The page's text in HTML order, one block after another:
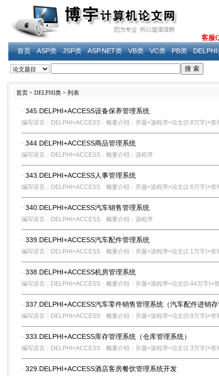
客服
首页 ASP类 JSP类 ASP.NET类 VB类 VC类 PB类 DELPHI
首页 > DELPHI类 > 列表
· 345.DELPHI+ACCESS设备保养管理系统
编写语言：DELPHI+ACCESS 概要介绍：开题+源程序+论文(0.8万字)+答
· 344.DELPHI+ACCESS商品管理系统
编写语言：DELPHI+ACCESS 概要介绍：源程序
· 343.DELPHI+ACCESS人事管理系统
编写语言：DELPHI+ACCESS 概要介绍：开题+源程序+论文(1.6万字)+答
· 340.DELPHI+ACCESS汽车销售管理系统
编写语言：DELPHI+ACCESS 概要介绍：源程序
· 339.DELPHI+ACCESS汽车配件管理系统
编写语言：DELPHI+ACCESS 概要介绍：开题+源程序+论文(1.1万字)+答
· 338.DELPHI+ACCESS机房管理系统
编写语言：DELPHI+ACCESS 概要介绍：开题+源程序+论文(0.44万字)+
· 337.DELPHI+ACCESS汽车零件销售管理系统（汽车配件进销
编写语言：DELPHI+ACCESS 概要介绍：开题+源程序+论文(0.9万字)+答
· 333.DELPHI+ACCESS库存管理系统（仓库管理系统）
编写语言：DELPHI+ACCESS 概要介绍：开题+源程序+论文(1.3万字)+答
· 329.DELPHI+ACCESS酒店客房餐饮管理系统开发